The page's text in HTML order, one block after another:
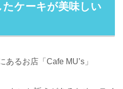
ケーキが美味しい
るお店「Cafe MU’s」